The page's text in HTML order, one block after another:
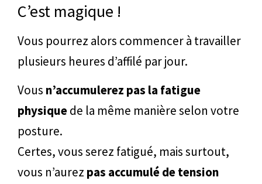
C’est magique !
Vous pourrez alors commencer à travailler
plusieurs heures d’affilé par jour.
Vous n’accumulerez pas la fatigue
physiquede la même manière selon votre
posture.
Certes, vous serez fatigué, mais surtout,
vous n’aurez pas accumulé de tension